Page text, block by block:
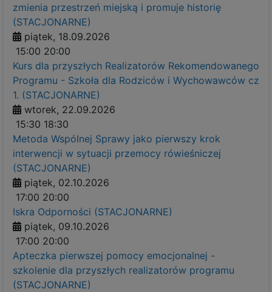
zmienia przestrzeń miejską i promuje historię
(STACJONARNE)
piątek, 18.09.2026
15:00 20:00
Kurs dla przyszłych Realizatorów Rekomendowanego
Programu - Szkoła dla Rodziców i Wychowawców cz
1. (STACJONARNE)
wtorek, 22.09.2026
15:30 18:30
Metoda Wspólnej Sprawy jako pierwszy krok
interwencji w sytuacji przemocy rówieśniczej
(STACJONARNE)
piątek, 02.10.2026
17:00 20:00
Iskra Odporności (STACJONARNE)
piątek, 09.10.2026
17:00 20:00
Apteczka pierwszej pomocy emocjonalnej -
szkolenie dla przyszłych realizatorów programu
(STACJONARNE)